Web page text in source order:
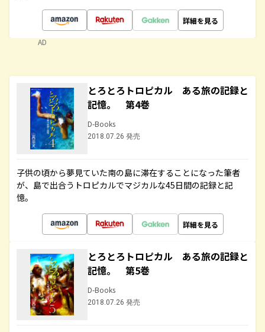
詳細を見る
AD
とろとろトロピカル ある旅の記録と
記憶。 第4巻
D-Books
2018.07.26 発売
子供の頃から夢見ていた南の島に滞在することになった筆者
が、島で出合うトロピカルでマジカルな45日間の記録と記
憶。
詳細を見る
とろとろトロピカル ある旅の記録と
記憶。 第5巻
D-Books
2018.07.26 発売